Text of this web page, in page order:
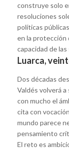
construye solo
resoluciones
políticas
en la protección
capacidad de
Luarca,
Dos décadas
Valdés volverá
con mucho el
cita con
mundo parece
pensamiento
El reto es